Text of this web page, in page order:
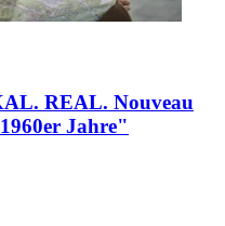
REAL. Nouveau
Jahre"